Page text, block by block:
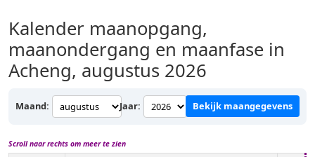
Kalender maanopgang,
maanondergang en maanfase in
Acheng, augustus 2026
Maand: Jaar: Bekijk maangegevens
Scroll naar rechts om meer te zien